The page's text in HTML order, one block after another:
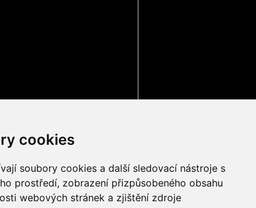
cookies
soubory cookies a další sledovací nástroje s
prostředí, zobrazení přizpůsobeného obsahu
webových stránek a zjištění zdroje